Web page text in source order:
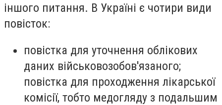
іншого питання. В Україні є чотири види
повісток:
повістка для уточнення облікових
даних військовозобов'язаного;
повістка для проходження лікарської
комісії, тобто медогляду з подальшим